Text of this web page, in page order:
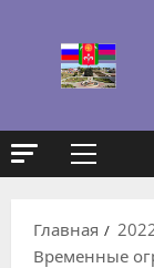
содержимому
Основное
Главная
Временные